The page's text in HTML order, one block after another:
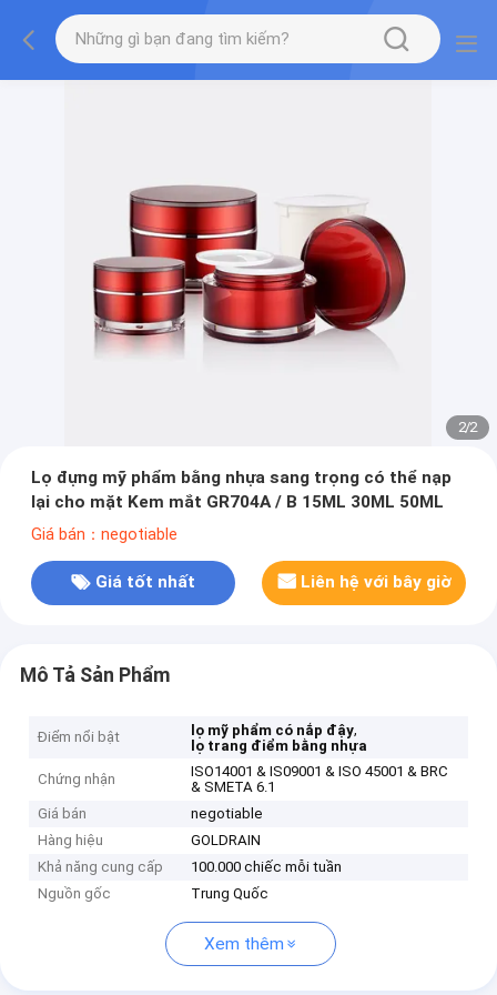
2/2
Lọ đựng mỹ phẩm bằng nhựa sang trọng có thể nạp
lại cho mặt Kem mắt GR704A / B 15ML 30ML 50ML
Giá bán：negotiable
Giá tốt nhất Liên hệ với bây giờ
Mô Tả Sản Phẩm
Điểm nổi bật lọ mỹ phẩm có nắp đậy,
lọ trang điểm bằng nhựa
Chứng nhận
ISO14001 & IS09001 & ISO 45001 & BRC
& SMETA 6.1
Giá bán
negotiable
Hàng hiệu
GOLDRAIN
Khả năng cung cấp
100.000 chiếc mỗi tuần
Nguồn gốc
Trung Quốc
Xem thêm